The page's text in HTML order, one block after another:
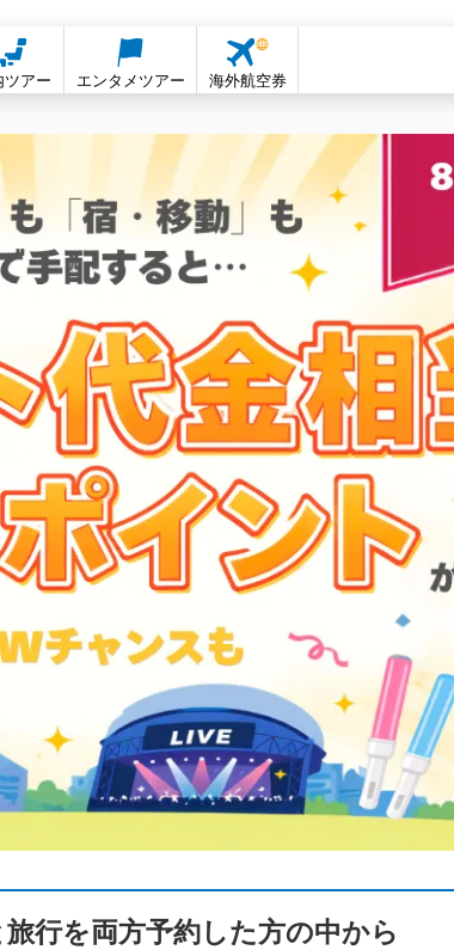
ツアー エンタメツアー 海外航空券
行を両方予約した方の中から